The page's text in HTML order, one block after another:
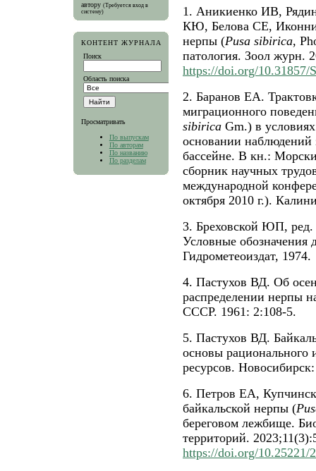
автору (Требуется вход в
систему)
КОНТЕНТ ЖУРНАЛА
Поиск
Область поиска
Просматривать
По выпускам
По авторам
По названию
По разделам
1. Аникиенко ИВ,
КЮ, Белова СЕ,
нерпы (Pusa sibirica,
патология. Зоол журн.
https://doi.org/10.31857/
2. Баранов ЕА.
миграционного
sibiricaGm.) в
основании
бассейне. В кн.:
сборник научных
международной
октября 2010 г.).
3. Бреховской ЮП, ред.
Условные обозначения
Гидрометеоиздат, 1974.
4. Пастухов ВД. Об
распределении нерпы
СССР. 1961: 2:108-5.
5. Пастухов ВД.
основы рационального
ресурсов.
6. Петров ЕА,
байкальской нерпы (
береговом лежбище.
территорий.
https://doi.org/10.25221/